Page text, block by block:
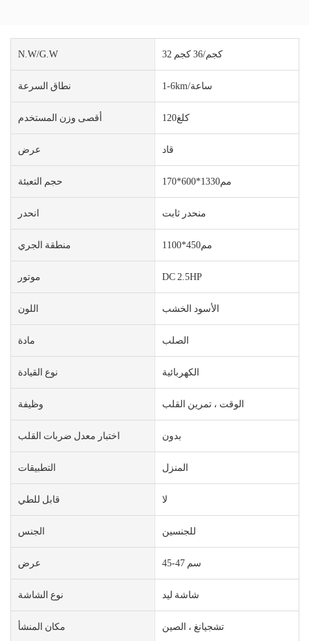
N.W/G.W 32 كجم/36 كجم
نطاق السرعة 1-6km/ساعة
أقصى وزن المستخدم كلغ120
عرض قاد
حجم التعبئة مم1330*600*170
انحدر منحدر ثابت
منطقة الجري مم450*1100
موتور DC 2.5HP
اللون الأسود الخشب
مادة الصلب
نوع القيادة الكهربائية
وظيفة الوقت ، تمرين القلب
اختبار معدل ضربات القلب بدون
التطبيقات المنزل
قابل للطي لا
الجنس للجنسين
عرض 45-47 سم
نوع الشاشة شاشة ليد
مكان المنشأ تشجيانغ ، الصين